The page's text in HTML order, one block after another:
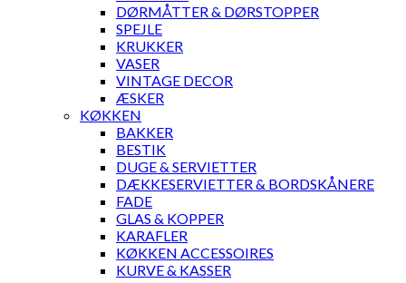
DØRMÅTTER & DØRSTOPPER
SPEJLE
KRUKKER
VASER
VINTAGE DECOR
ÆSKER
KØKKEN
BAKKER
BESTIK
DUGE & SERVIETTER
DÆKKESERVIETTER & BORDSKÅNERE
FADE
GLAS & KOPPER
KARAFLER
KØKKEN ACCESSOIRES
KURVE & KASSER